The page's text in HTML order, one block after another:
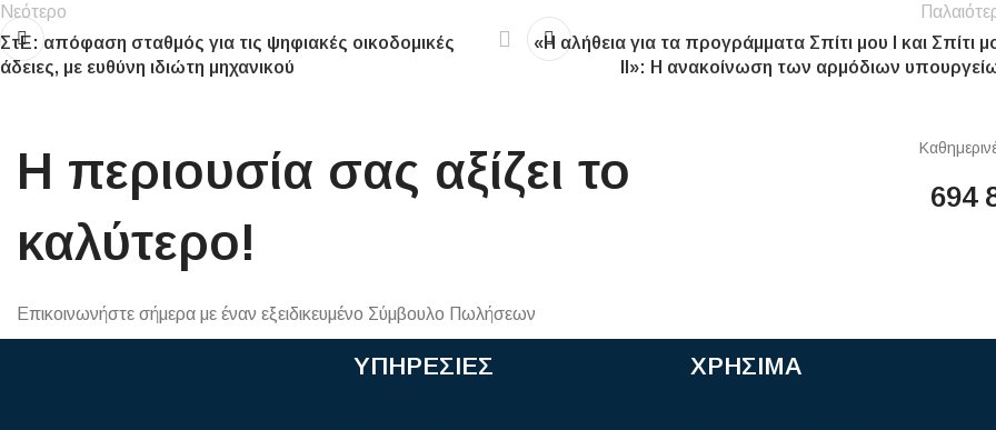
Νεότερο
ΣτΕ: απόφαση σταθμός για τις ψηφιακές οικοδομικές
άδειες, με ευθύνη ιδιώτη μηχανικού
«Η αλήθεια για τα προγράμματα Σπίτι μου Ι και Σπίτι
ΙΙ»: Η ανακοίνωση των αρμόδιων
Η περιουσία σας αξίζει το
καλύτερο!
Επικοινωνήστε σήμερα με έναν εξειδικευμένο Σύμβουλο Πωλήσεων
694
ΥΠΗΡΕΣΙΕΣ ΧΡΗΣΙΜΑ